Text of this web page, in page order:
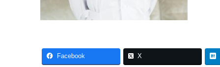
Facebook X